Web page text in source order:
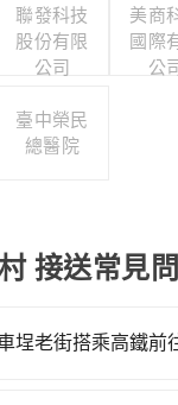
聯發科技
股份有限
公司
美商
國際
公
臺中榮民
總醫院
接送常見
埕老街搭乘高鐵前